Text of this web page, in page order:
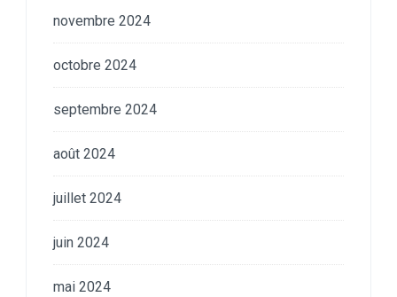
novembre 2024
octobre 2024
septembre 2024
août 2024
juillet 2024
juin 2024
mai 2024